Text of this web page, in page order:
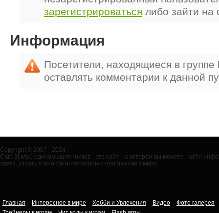
зарегистрироваться либо зайти на
Информация
Посетители, находящиеся в группе
оставлять комментарии к данной
Copyright © 2007 - 2024
Club 3t клуб единомышленников - это сайт, на котором вы можете найти
света, узнать о многом интересном и необычном в мире.
Главная Интересное в мире Хобби и Увлечения Видео
Фото галерея